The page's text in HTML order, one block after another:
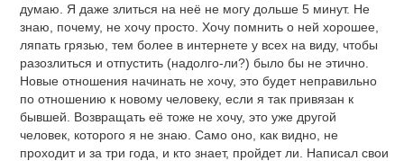
думаю. Я даже злиться на неё не могу дольше 5 минут. Не
знаю, почему, не хочу просто. Хочу помнить о ней хорошее,
ляпать грязью, тем более в интернете у всех на виду, чтобы
разозлиться и отпустить (надолго-ли?) было бы не этично.
Новые отношения начинать не хочу, это будет неправильно
по отношению к новому человеку, если я так привязан к
бывшей. Возвращать её тоже не хочу, это уже другой
человек, которого я не знаю. Само оно, как видно, не
проходит и за три года, и кто знает, пройдет ли. Написал свои